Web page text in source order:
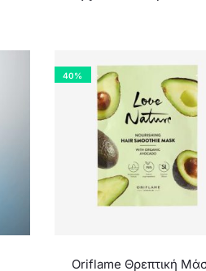
40%
Oriflame Θρεπτική